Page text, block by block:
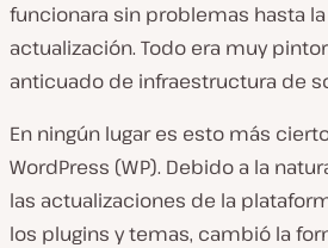
funcionara sin problemas hasta
actualización. Todo era muy
anticuado de infraestructura de
En ningún lugar es esto más
WordPress (WP). Debido a la
las actualizaciones de la
los plugins y temas, cambió la